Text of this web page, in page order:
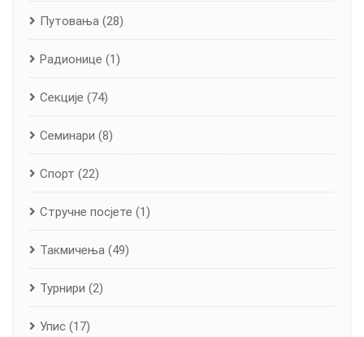
Путовања (28)
Радионице (1)
Секције (74)
Семинари (8)
Спорт (22)
Стручне посјете (1)
Такмичења (49)
Турнири (2)
Упис (17)